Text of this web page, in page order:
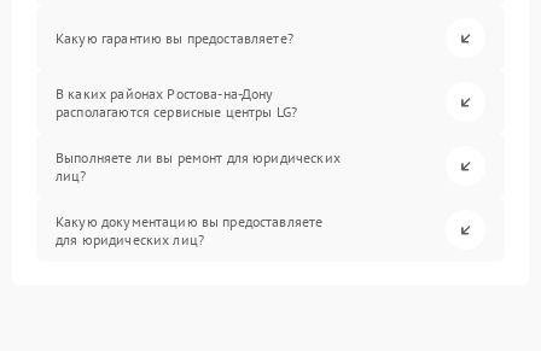
Какую гарантию вы предоставляете?
В каких районах Ростова-на-Дону
располагаются сервисные центры LG?
Выполняете ли вы ремонт для юридических
лиц?
Какую документацию вы предоставляете
для юридических лиц?